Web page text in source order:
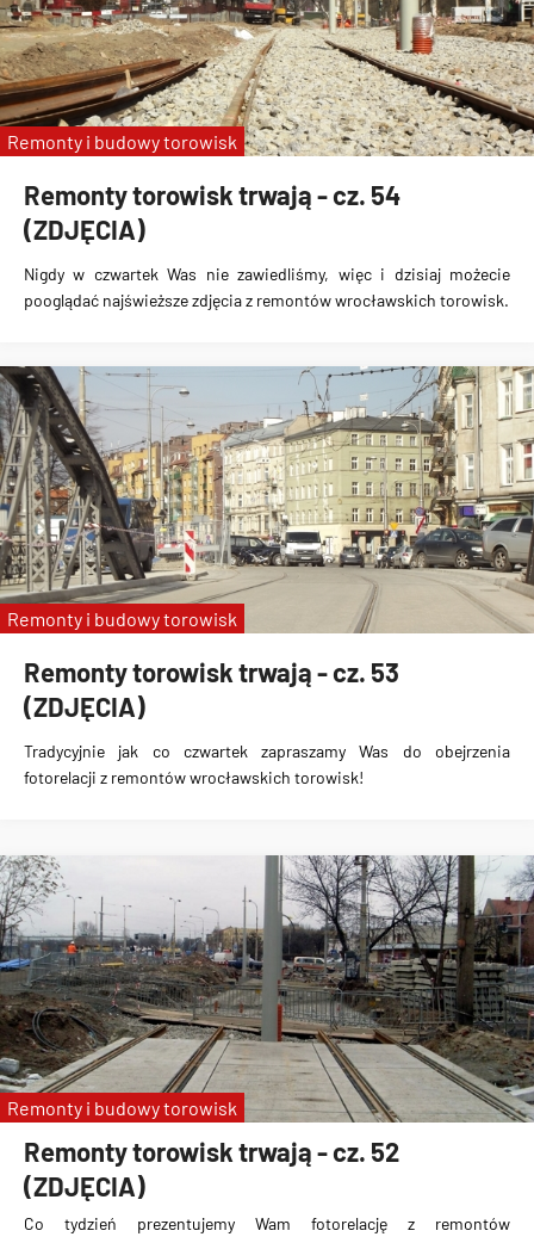
Remonty torowisk trwają - cz. 54
(ZDJĘCIA)
Nigdy w czwartek Was nie zawiedliśmy, więc i dzisiaj możecie
pooglądać najświeższe zdjęcia z remontów wrocławskich torowisk.
Remonty i budowy torowisk
Remonty torowisk trwają - cz. 53
(ZDJĘCIA)
Tradycyjnie jak co czwartek zapraszamy Was do obejrzenia
fotorelacji z remontów wrocławskich torowisk!
Remonty i budowy torowisk
Remonty torowisk trwają - cz. 52
(ZDJĘCIA)
Co tydzień prezentujemy Wam fotorelację z remontów
Remonty i budowy torowisk